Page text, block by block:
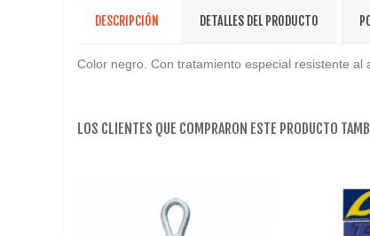
DESCRIPCIÓN DETALLES DEL PRODUCTO
Color negro. Con tratamiento especial resistente
LOS CLIENTES QUE COMPRARON ESTE PRODUCTO